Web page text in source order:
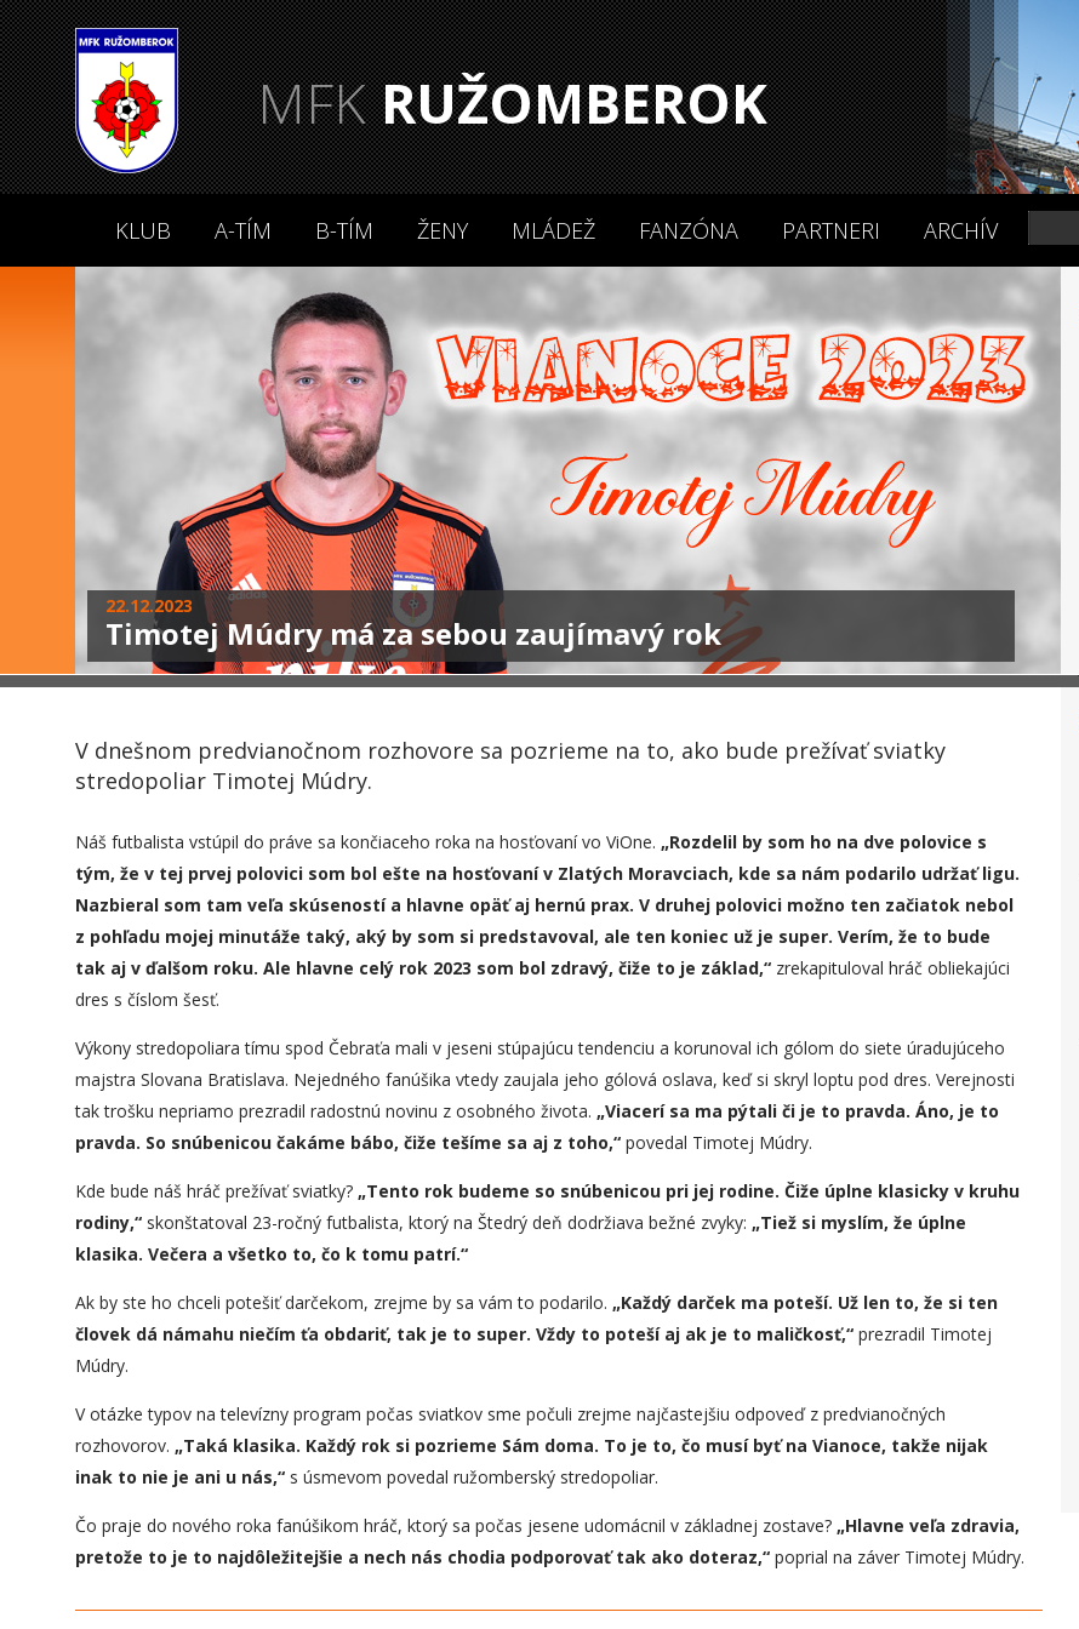
MFKRUŽOMBEROK
KLUB A-TÍM B-TÍM ŽENY MLÁDEŽ FANZÓNA PARTNERI ARCHÍV
22.12.2023
Timotej Múdry má za sebou zaujímavý rok
V dnešnom predvianočnom rozhovore sa pozrieme na to, ako bude prežívať sviatky
stredopoliar Timotej Múdry.
Náš futbalista vstúpil do práve sa končiaceho roka na hosťovaní vo ViOne. „Rozdelil by som ho na dve polovice s
tým, že v tej prvej polovici som bol ešte na hosťovaní v Zlatých Moravciach, kde sa nám podarilo udržať ligu.
Nazbieral som tam veľa skúseností a hlavne opäť aj hernú prax. V druhej polovici možno ten začiatok nebol
z pohľadu mojej minutáže taký, aký by som si predstavoval, ale ten koniec už je super. Verím, že to bude
tak aj v ďalšom roku. Ale hlavne celý rok 2023 som bol zdravý, čiže to je základ,“ zrekapituloval hráč obliekajúci
dres s číslom šesť.
Výkony stredopoliara tímu spod Čebraťa mali v jeseni stúpajúcu tendenciu a korunoval ich gólom do siete úradujúceho
majstra Slovana Bratislava. Nejedného fanúšika vtedy zaujala jeho gólová oslava, keď si skryl loptu pod dres. Verejnosti
tak trošku nepriamo prezradil radostnú novinu z osobného života. „Viacerísa ma pýtali či je to pravda. Áno, je to
pravda. So snúbenicou čakáme bábo, čiže tešíme sa aj z toho,“ povedal Timotej Múdry.
Kde bude náš hráč prežívať sviatky? „Tento rok budeme so snúbenicou pri jej rodine. Čiže úplne klasicky v kruhu
rodiny,“ skonštatoval 23-ročný futbalista, ktorý na Štedrý deň dodržiava bežné zvyky: „Tiež si myslím, že úplne
klasika. Večera a všetko to, čo k tomu patrí.“
Ak by ste ho chceli potešiť darčekom, zrejme by sa vám to podarilo. „Každý darček ma poteší. Už len to, že si ten
človek dá námahu niečím ťa obdariť, tak je to super. Vždy to poteší aj ak je to maličkosť,“ prezradil Timotej
Múdry.
V otázke typov na televízny program počas sviatkov sme počuli zrejme najčastejšiu odpoveď z predvianočných
rozhovorov. „Taká klasika. Každý rok si pozrieme Sám doma. To je to, čo musí byť na Vianoce, takže nijak
inak to nie je ani u nás,“ s úsmevom povedal ružomberský stredopoliar.
Čo praje do nového roka fanúšikom hráč, ktorý sa počas jesene udomácnil v základnej zostave? „Hlavne veľa zdravia,
pretože to je to najdôležitejšie a nech nás chodia podporovať tak ako doteraz,“ poprial na záver Timotej Múdry.